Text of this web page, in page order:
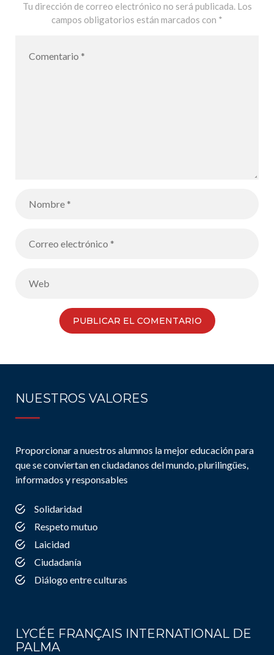
Tu dirección de correo electrónico no será publicada. Los
campos obligatorios están marcados con *
NUESTROS VALORES
Proporcionar a nuestros alumnos la mejor educación para
que se conviertan en ciudadanos del mundo, plurilingües,
informados y responsables
Solidaridad
Respeto mutuo
Laicidad
Ciudadanía
Diálogo entre culturas
LYCÉE FRANÇAIS INTERNATIONAL DE
PALMA